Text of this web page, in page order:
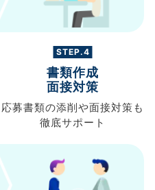
STEP.4
書類作成
面接対策
応募書類の添削や面接対策も
徹底サポート